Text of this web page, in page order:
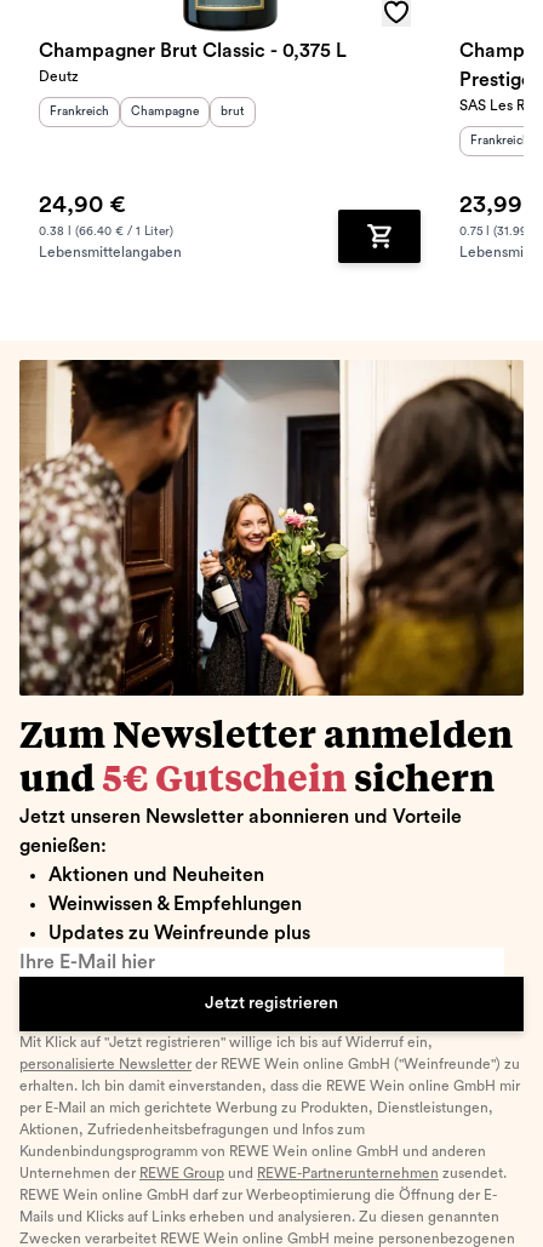
Champagner Brut Classic - 0,375 L
Deutz
Herkunftsland
Frankreich Herkunftsregion :
Champagne Geschmack
brut
24,90 €
0.38 l (66.40 € / 1 Liter)
Lebensmittelangaben Zum Warenkorb
Prestige
SAS Les
Frankreich
23,99
0.75 l (31.99 €
Zum Newsletter anmelden
und 5€ Gutschein sichern
Jetzt unseren Newsletter abonnieren und Vorteile
genießen:
Aktionen und Neuheiten
Weinwissen & Empfehlungen
Updates zu Weinfreunde plus
Ihre E-Mail hier
Jetzt registrieren
Mit Klick auf "Jetzt registrieren" willige ich bis auf Widerruf ein,
personalisierte Newsletter der REWE Wein online GmbH ("Weinfreunde") zu
erhalten. Ich bin damit einverstanden, dass die REWE Wein online GmbH mir
per E-Mail an mich gerichtete Werbung zu Produkten, Dienstleistungen,
Aktionen, Zufriedenheitsbefragungen und Infos zum
Kundenbindungsprogramm von REWE Wein online GmbH und anderen
Unternehmen der REWE Group und REWE-Partnerunternehmen zusendet.
REWE Wein online GmbH darf zur Werbeoptimierung die Öffnung der E-
Mails und Klicks auf Links erheben und analysieren. Zu diesen genannten
Zwecken verarbeitet REWE Wein online GmbH meine personenbezogenen